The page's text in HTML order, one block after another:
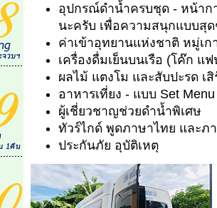
อุปกรณ์ดำน้ำครบชุด - หน้าก
นะครับ เพื่อความสนุกแบบสุด
ค่าเข้าอุทยานแห่งชาติ หมู่เก
เครื่องดื่มเย็นบนเรือ (โค๊ก แ
ผลไม้ แตงโม และสับปะรด เ
อาหารเที่ยง - แบบ Set
ผู้เชี่ยวชาญช่วยดำน้ำพิเศษ
ทัวร์ไกด์ พูดภาษาไทย และภ
ประกันภัย อุบัติเหตุ